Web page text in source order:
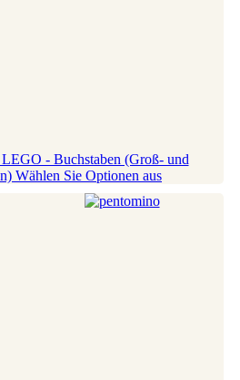
LEGO - Buchstaben (Groß- und
Wählen Sie Optionen aus